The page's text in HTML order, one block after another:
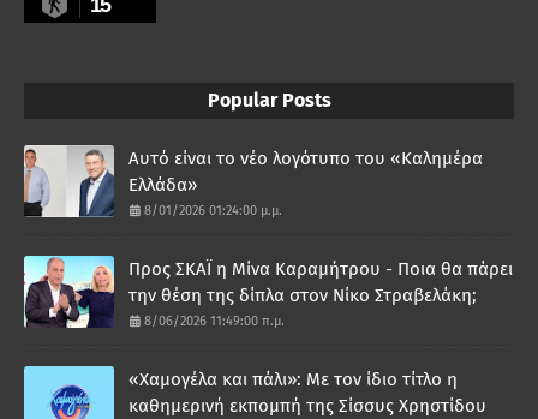
Popular Posts
Αυτό είναι το νέο λογότυπο του «Καλημέρα
Ελλάδα»
8/01/2026 01:24:00 μ.μ.
Προς ΣΚΑΪ η Μίνα Καραμήτρου - Ποια θα πάρει
την θέση της δίπλα στον Νίκο Στραβελάκη;
8/06/2026 11:49:00 π.μ.
«Χαμογέλα και πάλι»: Με τον ίδιο τίτλο η
καθημερινή εκπομπή της Σίσσυς Χρηστίδου